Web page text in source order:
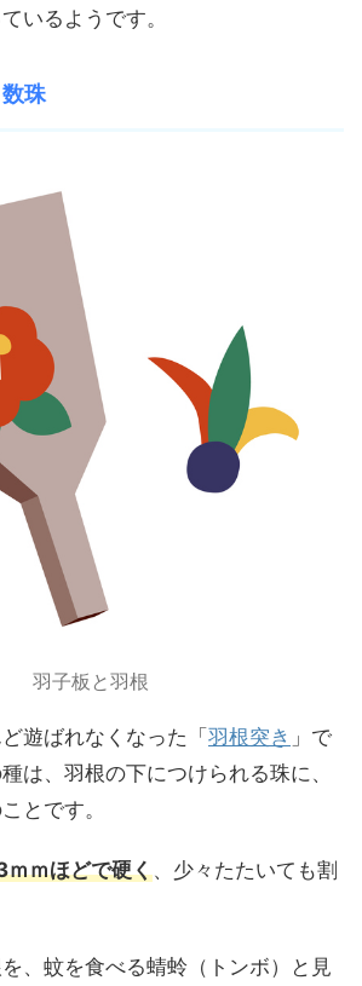
いるようです。
珠
羽子板と羽根
遊ばれなくなった「 羽根突き 」で
は、羽根の下につけられる珠に、
とです。
ｍｍほどで硬く、少々たたいても割
、蚊を食べる蜻蛉（トンボ）と見